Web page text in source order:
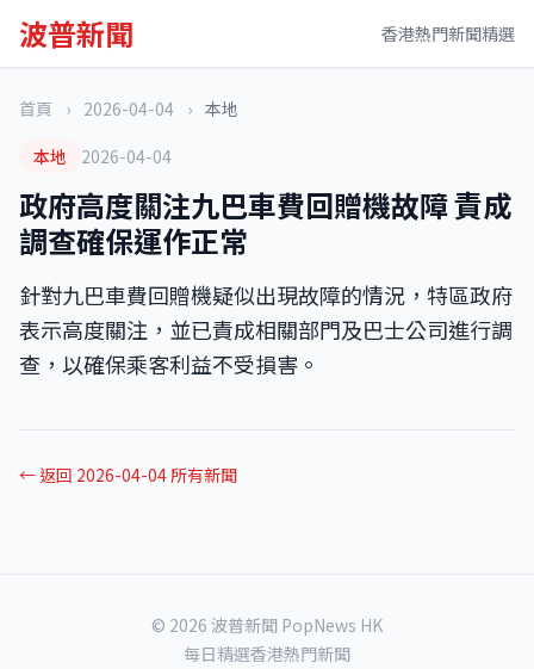
波普新聞 香港熱門新聞精選
首頁 › 2026-04-04 › 本地
本地
2026-04-04
政府高度關注九巴車費回贈機故障 責成
調查確保運作正常
針對九巴車費回贈機疑似出現故障的情況，特區政府
表示高度關注，並已責成相關部門及巴士公司進行調
查，以確保乘客利益不受損害。
← 返回 2026-04-04 所有新聞
© 2026 波普新聞 PopNews HK
每日精選香港熱門新聞